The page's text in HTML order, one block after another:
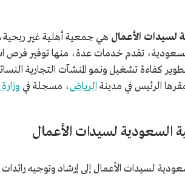
لسيدات الأعمال هي جمعية أهلية غير ربحية،
السعودية، تقدم خدمات عدة، منها توفير
كفاءة تشغيل ونمو المنشآت التجارية
الرئيس في مدينة الرياض، مسجلة في
السعودية لسيدات الأعمال
لسيدات الأعمال إلى إرشاد وتوجيه